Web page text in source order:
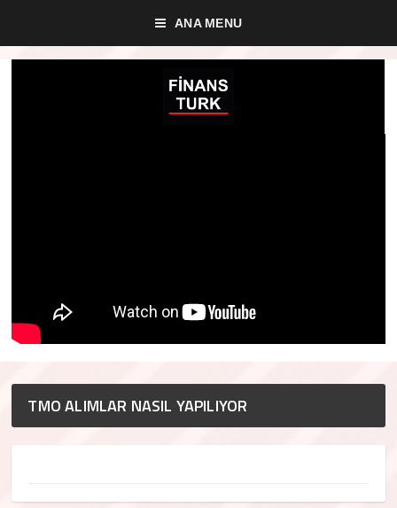
ANA MENU
TMO ALIMLAR NASIL YAPILIYOR